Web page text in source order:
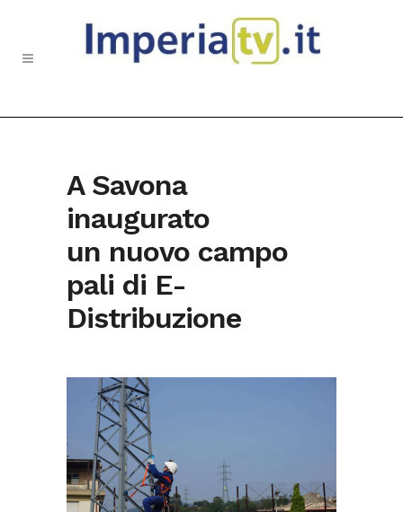
A Savona
inaugurato
un nuovo campo
pali di E-
Distribuzione